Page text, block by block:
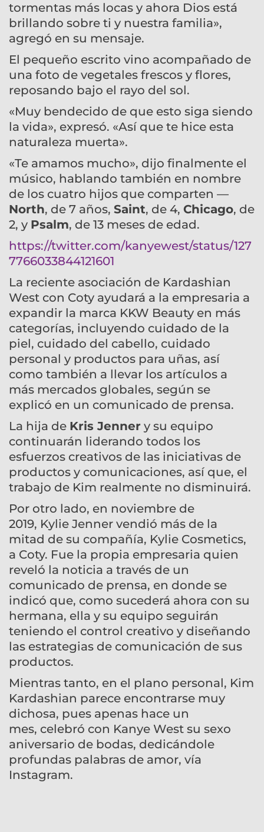
tormentas más locas y ahora Dios está
brillando sobre ti y nuestra familia»,
agregó en su mensaje.
El pequeño escrito vino acompañado de
una foto de vegetales frescos y flores,
reposando bajo el rayo del sol.
«Muy bendecido de que esto siga siendo
la vida», expresó. «Así que te hice esta
naturaleza muerta».
«Te amamos mucho», dijo finalmente el
músico, hablando también en nombre
de los cuatro hijos que comparten —
North, de 7 años, Saint, de 4, Chicago, de
2, y Psalm, de 13 meses de edad.
https://twitter.com/kanyewest/status/127
7766033844121601
La reciente asociación de Kardashian
West con Coty ayudará a la empresaria a
expandir la marca KKW Beauty en más
categorías, incluyendo cuidado de la
piel, cuidado del cabello, cuidado
personal y productos para uñas, así
como también a llevar los artículos a
más mercados globales, según se
explicó en un comunicado de prensa.
La hija de Kris Jenner y su equipo
continuarán liderando todos los
esfuerzos creativos de las iniciativas de
productos y comunicaciones, así que, el
trabajo de Kim realmente no disminuirá.
Por otro lado, en noviembre de
2019, Kylie Jenner vendió más de la
mitad de su compañía, Kylie Cosmetics,
a Coty. Fue la propia empresaria quien
reveló la noticia a través de un
comunicado de prensa, en donde se
indicó que, como sucederá ahora con su
hermana, ella y su equipo seguirán
teniendo el control creativo y diseñando
las estrategias de comunicación de sus
productos.
Mientras tanto, en el plano personal, Kim
Kardashian parece encontrarse muy
dichosa, pues apenas hace un
mes, celebró con Kanye West su sexo
aniversario de bodas, dedicándole
profundas palabras de amor, vía
Instagram.